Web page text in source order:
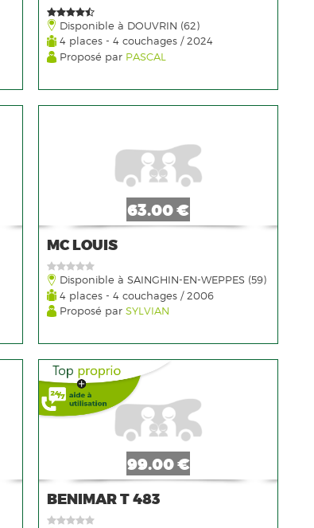
Disponible à DOUVRIN (62)
4 places - 4 couchages / 2024
Proposé par PASCAL
63.00 €
MC LOUIS
Disponible à SAINGHIN-EN-WEPPES (59)
4 places - 4 couchages / 2006
Proposé parSYLVIAN
99.00 €
BENIMAR T 483